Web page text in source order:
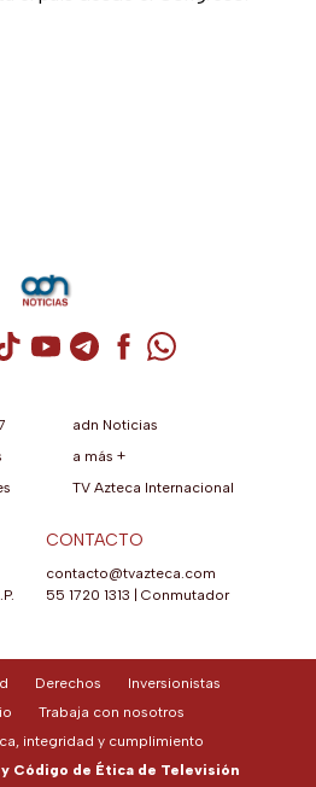
de X / Twitter (se abre en una
de Instagram (se abre en una
Cuenta de TikTok (se abre en
Cuenta de YouTube (se abre
Cuenta de Telegram (se
Cuenta de
Cuenta de
adn Noticias
a más +
TV Azteca Internacional
CONTACTO
contacto@tvazteca.com
55 1720 1313 | Conmutador
Derechos
Inversionistas
Trabaja con nosotros
integridad y cumplimiento
Código de Ética de Televisión